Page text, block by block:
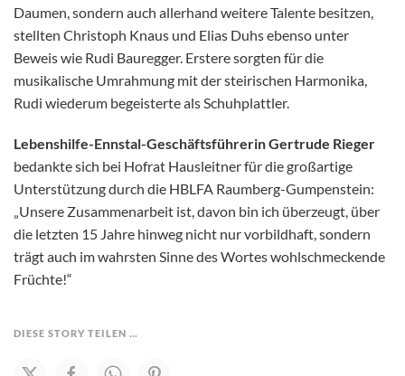
Daumen, sondern auch allerhand weitere Talente besitzen,
stellten Christoph Knaus und Elias Duhs ebenso unter
Beweis wie Rudi Bauregger. Erstere sorgten für die
musikalische Umrahmung mit der steirischen Harmonika,
Rudi wiederum begeisterte als Schuhplattler.
Lebenshilfe-Ennstal-Geschäftsführerin Gertrude Rieger
bedankte sich bei Hofrat Hausleitner für die großartige
Unterstützung durch die HBLFA Raumberg-Gumpenstein:
„Unsere Zusammenarbeit ist, davon bin ich überzeugt, über
die letzten 15 Jahre hinweg nicht nur vorbildhaft, sondern
trägt auch im wahrsten Sinne des Wortes wohlschmeckende
Früchte!“
DIESE STORY TEILEN …